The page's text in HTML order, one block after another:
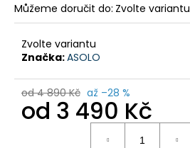
Můžeme doručit do: Zvolte variantu
Zvolte variantu
Značka:ASOLO
od 4 890 Kč až –28 %
od 3 490 Kč
D
o
p
o
r
u
č
u